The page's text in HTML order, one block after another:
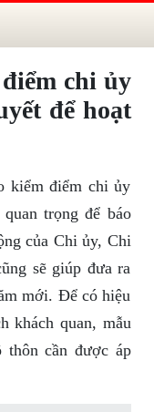
chi ủy
để hoạt
kiểm điểm chi ủy
trọng để báo
của Chi ủy, Chi
sẽ giúp đưa ra
mới. Để có hiệu
khách quan, mẫu
cần được áp